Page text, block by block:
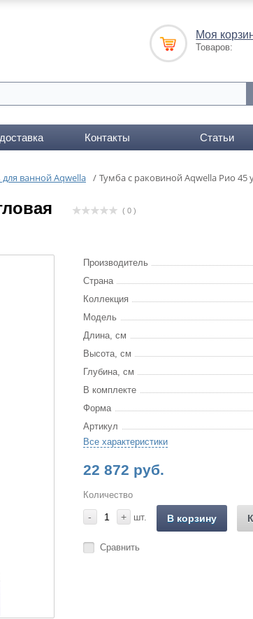
Моя
Товаров:
Контакты Статьи
ванной Aqwella / Тумба с раковиной Aqwella Рио 45
( 0 )
Производитель
Страна
Коллекция
Модель
Длина, см
Высота, см
Глубина, см
В комплекте
Форма
Артикул
Все характеристики
22 872 руб.
Количество
- + шт. В корзину
Сравнить